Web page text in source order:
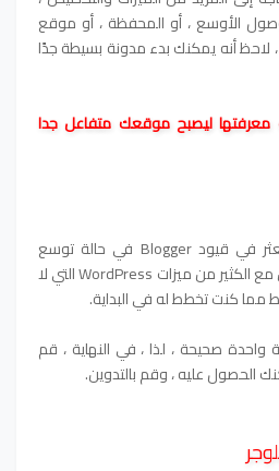
الأوسع ، أو المحفظة ، أو موقع
، لاحظ أنه يمكنك بدء مدونة بسيطة جدًا
معرفتها ليصبح موقعك متفاعل جدا
لكن كن حذرا! لا تريد أن تتعثر في قيود Blogger في حالة توسع
مدونتك. وبالمثل ، قد تتعطل مع الكثير من ميزات WordPress التي لا
مما كنت تخطط له في البداية.
واحدة صحيحة ، لذا ، في النهاية ، قم
الحصول عليه ، وقم بالتدوين.